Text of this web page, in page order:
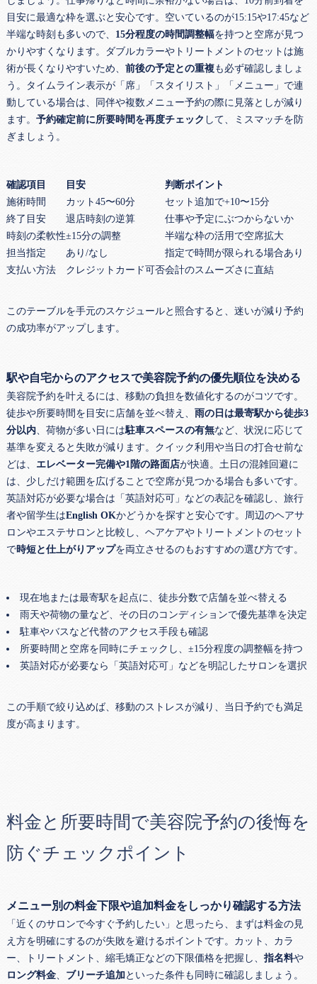
目安に最適な枠を選ぶと安心です。空いているのが15:15や17:45など
半端な時刻も多いので、 15分程度の時間調整幅を持つと空席が見つ
かりやすくなります。ダブルカラーやトリートメントのセットは施
術が長くなりやすいため、 前後の予定との重複も必ず確認しましょ
う。タイムライン表示が「席」「スタイリスト」「メニュー」で連
動している場合は、同伴や複数メニュー予約の際に見落としが減り
ます。 予約確定前に所要時間を再度チェック して、ミスマッチを防
ぎましょう。
確認項目 目安
判断ポイント
施術時間
カット45〜60分
セット追加で+10〜15分
終了目安
退店時刻の逆算
仕事や予定にぶつからないか
時刻の柔軟性±15分の調整
半端な枠の活用で空席拡大
担当指定
あり/なし
指定で時間が限られる場合あり
支払い方法
クレジットカード可否会計のスムーズさに直結
このテーブルを手元のスケジュールと照合すると、迷いが減り予約
の成功率がアップします。
駅や自宅からのアクセスで美容院予約の優先順位を決める
美容院予約を叶えるには、移動の負担を数値化するのがコツです。
徒歩や所要時間を目安に店舗を並べ替え、 雨の日は最寄駅から徒歩3
分以内、荷物が多い日には駐車スペースの有無など、状況に応じて
基準を変えると失敗が減ります。クイック利用や当日の打合せ前な
どは、 エレベーター完備や1階の路面店が快適。土日の混雑回避に
は、少しだけ範囲を広げることで空席が見つかる場合も多いです。
英語対応が必要な場合は「英語対応可」などの表記を確認し、旅行
者や留学生はEnglish OKかどうかを探すと安心です。周辺のヘアサ
ロンやエステサロンと比較し、ヘアケアやトリートメントのセット
で時短と仕上がりアップを両立させるのもおすすめの選び方です。
現在地または最寄駅を起点に、徒歩分数で店舗を並べ替える
雨天や荷物の量など、その日のコンディションで優先基準を決定
駐車やバスなど代替のアクセス手段も確認
所要時間と空席を同時にチェックし、±15分程度の調整幅を持つ
英語対応が必要なら「英語対応可」などを明記したサロンを選択
この手順で絞り込めば、移動のストレスが減り、当日予約でも満足
度が高まります。
料金と所要時間で美容院予約の後悔を
防ぐチェックポイント
メニュー別の料金下限や追加料金をしっかり確認する方法
「近くのサロンで今すぐ予約したい」と思ったら、まずは料金の見
え方を明確にするのが失敗を避けるポイントです。カット、カラ
ー、トリートメント、縮毛矯正などの下限価格を把握し、 指名料や
ロング料金、 ブリーチ追加といった条件も同時に確認しましょう。